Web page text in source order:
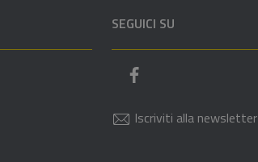
SEGUICI SU
Iscriviti alla newsletter